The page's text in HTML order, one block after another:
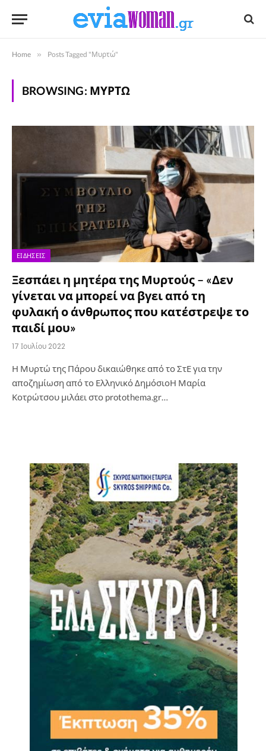
Home » Posts Tagged "Μυρτώ"
BROWSING: ΜΥΡΤΏ
ΕΙΔΉΣΕΙΣ
Ξεσπάει η μητέρα της Μυρτούς – «Δεν
γίνεται να μπορεί να βγει από τη
φυλακή ο άνθρωπος που κατέστρεψε το
παιδί μου»
17 Ιουλίου 2022
Η Μυρτώ της Πάρου δικαιώθηκε από το ΣτΕ για την
αποζημίωση από το Ελληνικό ΔημόσιοΗ Μαρία
Κοτρώτσου μιλάει στο protothema.gr…